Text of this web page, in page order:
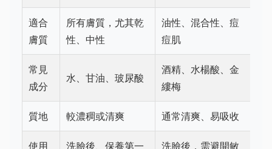
適合
膚質
所有膚質，尤其乾
性、中性
油性、混合性、痘
痘肌
常見
成分
水、甘油、玻尿酸
酒精、水楊酸、金
縷梅
質地 較濃稠或清爽 通常清爽、易吸收
使用 洗臉後、保養第一 洗臉後，需避開敏